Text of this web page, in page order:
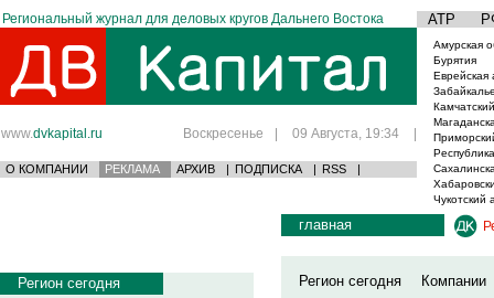
Региональный журнал для деловых кругов Дальнего Востока АТР
www.dvkapital.ru Воскресенье | 09 Августа, 19:34 |
О КОМПАНИИ РЕКЛАМА АРХИВ | ПОДПИСКА | RSS |
Амурская
Бурятия
Еврейская
Чукотский
Регион сегодня
главная
Регион сегодня
Компании